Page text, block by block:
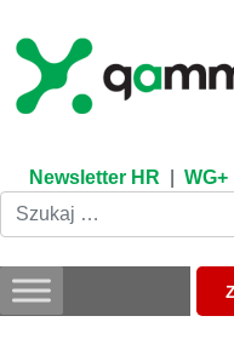
content
Newsletter HR WG+